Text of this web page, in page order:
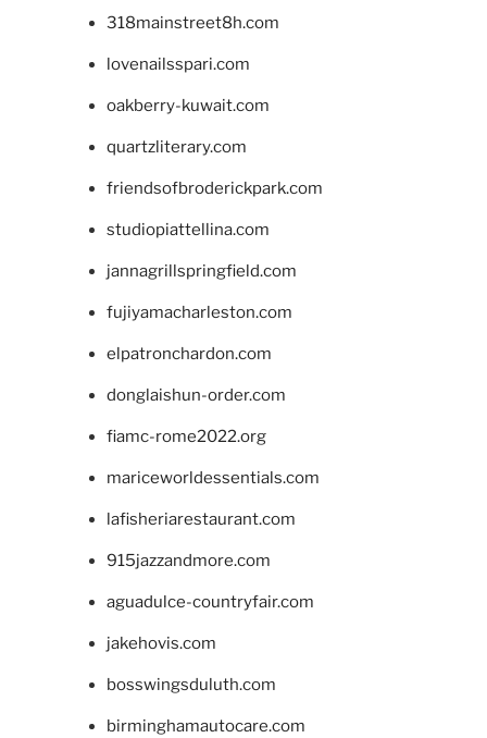
318mainstreet8h.com
lovenailsspari.com
oakberry-kuwait.com
quartzliterary.com
friendsofbroderickpark.com
studiopiattellina.com
jannagrillspringfield.com
fujiyamacharleston.com
elpatronchardon.com
donglaishun-order.com
fiamc-rome2022.org
mariceworldessentials.com
lafisheriarestaurant.com
915jazzandmore.com
aguadulce-countryfair.com
jakehovis.com
bosswingsduluth.com
birminghamautocare.com